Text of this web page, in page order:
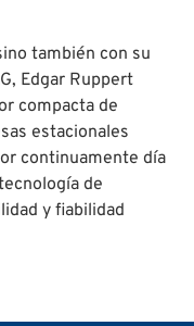
también con su
Edgar Ruppert
compacta de
estacionales
continuamente día
de
y fiabilidad